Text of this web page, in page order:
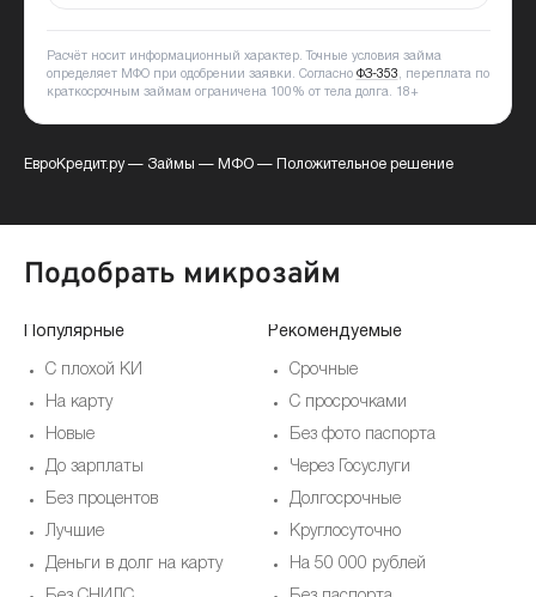
Расчёт носит информационный характер. Точные условия займа
определяет МФО при одобрении заявки. Согласно ФЗ-353 , переплата по
краткосрочным займам ограничена 100% от тела долга.
18+
ЕвроКредит.ру— Займы — МФО — Положительное решение
Подобрать микрозайм
Популярные
С плохой КИ
На карту
Новые
До зарплаты
Без процентов
Лучшие
Деньги в долг на карту
Рекомендуемые
Срочные
С просрочками
Без фото паспорта
Через Госуслуги
Долгосрочные
Круглосуточно
На 50 000 рублей